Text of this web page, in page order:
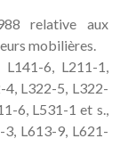
relative aux
mobilières.
6, L211-1,
4, L322-5, L322-
6, L531-1 et s.,
L613-9, L621-